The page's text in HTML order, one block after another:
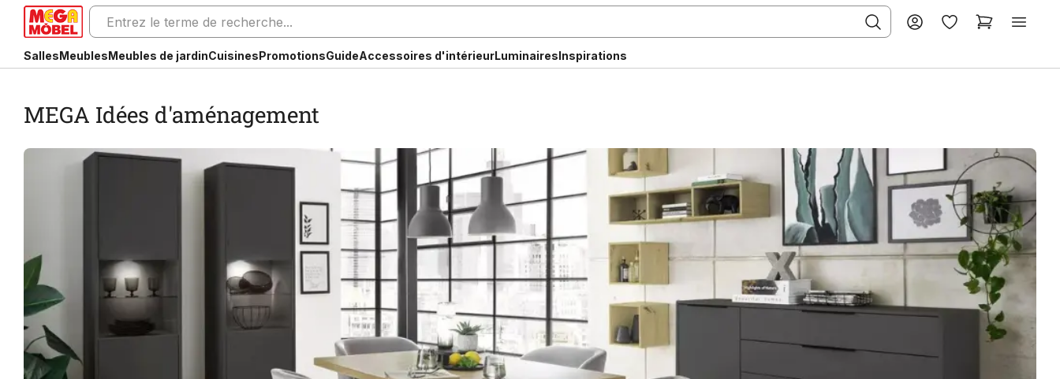
SallesMeublesMeubles de jardinCuisinesPromotionsGuideAccessoires d'intérieurLuminairesInspirations
MEGA Idées d'aménagement